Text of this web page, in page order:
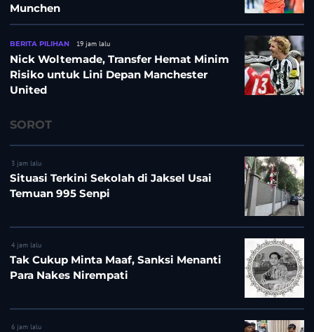
Munchen
BERITA PILIHAN 19 jam lalu
Nick Woltemade, Transfer Hemat Minim
Risiko untuk Lini Depan Manchester
United
SOROT
3 jam lalu
Situasi Terkini Sekolah di Jaksel Usai
Temuan 995 Senpi
4 jam lalu
Tak Cukup Minta Maaf, Sanksi Menanti
Para Nakes Nirempati
6 jam lalu